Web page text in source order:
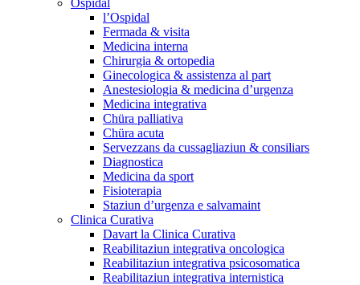
Ospidal
l’Ospidal
Fermada & visita
Medicina interna
Chirurgia & ortopedia
Ginecologica & assistenza al part
Anestesiologia & medicina d’urgenza
Medicina integrativa
Chüra palliativa
Chüra acuta
Servezzans da cussagliaziun & consiliars
Diagnostica
Medicina da sport
Fisioterapia
Staziun d’urgenza e salvamaint
Clinica Curativa
Davart la Clinica Curativa
Reabilitaziun integrativa oncologica
Reabilitaziun integrativa psicosomatica
Reabilitaziun integrativa internistica